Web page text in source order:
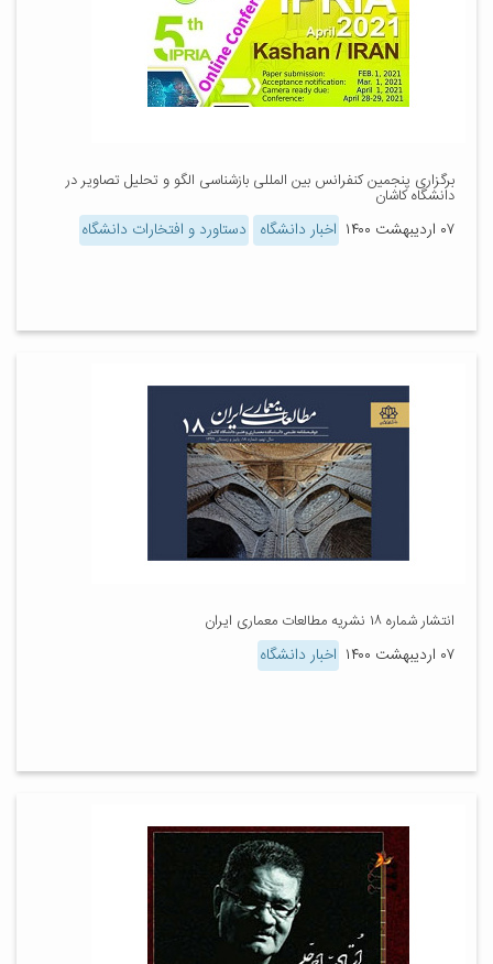
برگزاری پنجمین کنفرانس بین المللی بازشناسی الگو و تحلیل تصاویر در
دانشگاه کاشان
۰۷ اردیبهشت ۱۴۰۰ اخبار دانشگاه دستاورد و افتخارات دانشگاه
انتشار شماره ۱۸ نشریه مطالعات معماری ایران
۰۷ اردیبهشت ۱۴۰۰ اخبار دانشگاه